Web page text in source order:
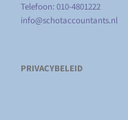
Telefoon: 010-4801222
info@schotaccountants.nl
PRIVACYBELEID